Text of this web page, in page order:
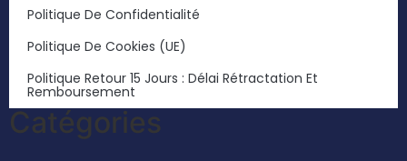
Politique De Confidentialité
Politique De Cookies (UE)
Politique Retour 15 Jours : Délai Rétractation Et
Remboursement
Catégories